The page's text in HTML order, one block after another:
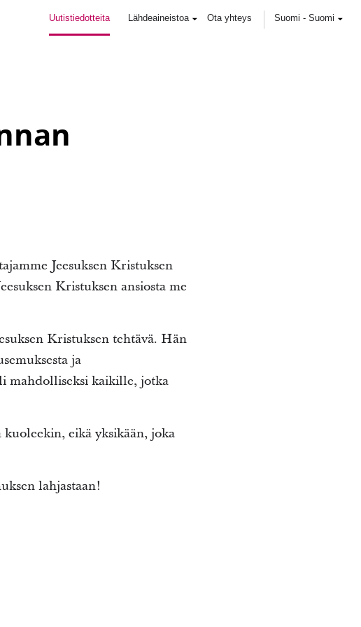
Uutistiedotteita Lähdeaineistoa Ota yhteys Suomi - Suomi
Jeesuksen Kristuksen
Kristuksen ansiosta me
Kristuksen tehtävä. Hän
ja
mahdolliseksi kaikille, jotka
kuoleekin, eikä yksikään, joka
lahjastaan!